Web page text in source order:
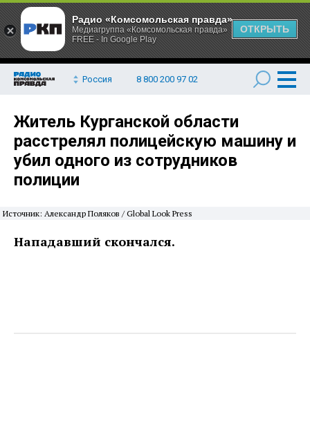
Россия 8 800 200 97 02
Житель Курганской области
расстрелял полицейскую машину и
убил одного из сотрудников
полиции
Источник: Александр Поляков / Global Look Press
Нападавший скончался.
Радио «Комсомольская правда»
Медиагруппа «Комсомольская правда»
FREE - In Google Play
ОТКРЫТЬ